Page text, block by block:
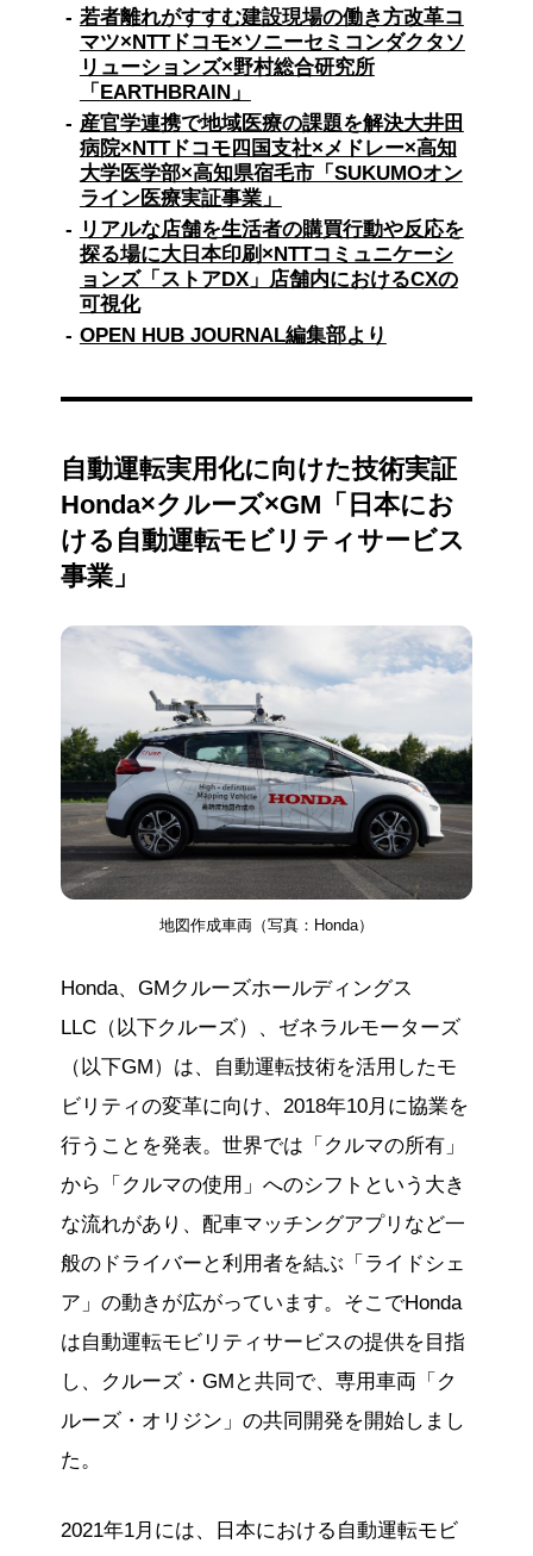
若者離れがすすむ建設現場の働き方改革コ
マツ×NTTドコモ×ソニーセミコンダクタソ
リューションズ×野村総合研究所
「EARTHBRAIN」
産官学連携で地域医療の課題を解決大井田
病院×NTTドコモ四国支社×メドレー×高知
大学医学部×高知県宿毛市「SUKUMOオン
ライン医療実証事業」
リアルな店舗を生活者の購買行動や反応を
探る場に大日本印刷×NTTコミュニケーシ
ョンズ「ストアDX」店舗内におけるCXの
可視化
OPEN HUB JOURNAL編集部より
自動運転実用化に向けた技術実証
Honda×クルーズ×GM「日本にお
ける自動運転モビリティサービス
事業」
地図作成車両（写真：Honda）
Honda、GMクルーズホールディングス
LLC（以下クルーズ）、ゼネラルモーターズ
（以下GM）は、自動運転技術を活用したモ
ビリティの変革に向け、2018年10月に協業を
行うことを発表。世界では「クルマの所有」
から「クルマの使用」へのシフトという大き
な流れがあり、配車マッチングアプリなど一
般のドライバーと利用者を結ぶ「ライドシェ
ア」の動きが広がっています。そこでHonda
は自動運転モビリティサービスの提供を目指
し、クルーズ・GMと共同で、専用車両「ク
ルーズ・オリジン」の共同開発を開始しまし
た。
2021年1月には、日本における自動運転モビ